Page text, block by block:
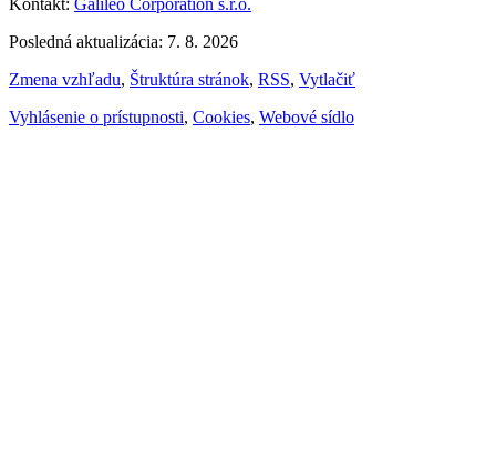
Posledná aktualizácia: 7. 8. 2026
Zmena vzhľadu, Štruktúra stránok, RSS, Vytlačiť
Vyhlásenie o prístupnosti, Cookies, Webové sídlo